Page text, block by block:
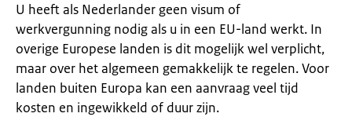
U heeft als Nederlander geen visum of
werkvergunning nodig als u in een EU-land werkt. In
overige Europese landen is dit mogelijk wel verplicht,
maar over het algemeen gemakkelijk te regelen. Voor
landen buiten Europa kan een aanvraag veel tijd
kosten en ingewikkeld of duur zijn.